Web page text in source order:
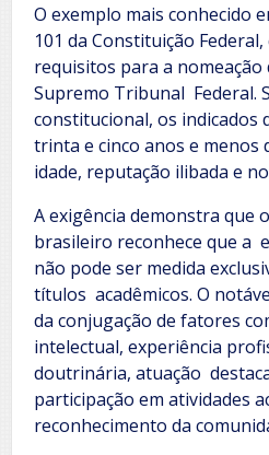
O exemplo mais conhecido
101 da Constituição
requisitos para a
Supremo Tribunal Federal.
constitucional, os indicados
trinta e cinco anos e menos
idade, reputação ilibada e
A exigência demonstra que
brasileiro reconhece que a
não pode ser medida
títulos acadêmicos. O
da conjugação de fatores
intelectual, experiência
doutrinária, atuação
participação em atividades
reconhecimento da